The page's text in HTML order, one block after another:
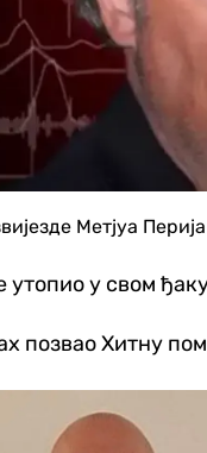
Метјуа
утопио у свом
позвао Хитну